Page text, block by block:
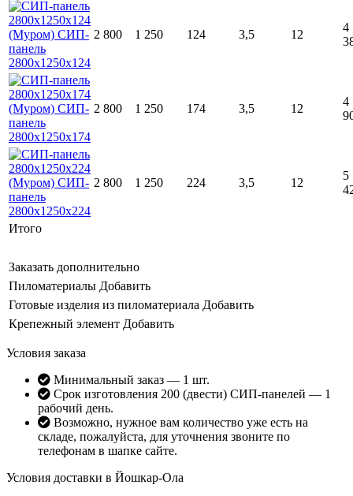
2 800 1 250 124 3,5 12
4
2 800 1 250 174 3,5 12
4
2 800 1 250 224 3,5 12
5
Итого
Заказать дополнительно
Пиломатериалы Добавить
Готовые изделия из пиломатериала Добавить
Крепежный элемент Добавить
Условия заказа
Минимальный заказ — 1 шт.
Срок изготовления 200 (двести) СИП-панелей — 1
рабочий день.
Возможно, нужное вам количество уже есть на
складе, пожалуйста, для уточнения звоните по
телефонам в шапке сайте.
Условия доставки в Йошкар-Ола